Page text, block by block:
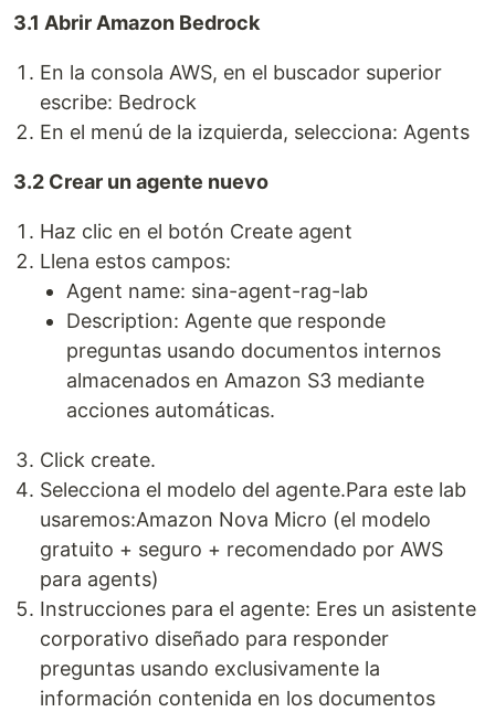
3.1 Abrir Amazon Bedrock
En la consola AWS, en el buscador superior
escribe: Bedrock
En el menú de la izquierda, selecciona: Agents
3.2 Crear un agente nuevo
Haz clic en el botón Create agent
Llena estos campos:
Agent name: sina-agent-rag-lab
Description: Agente que responde
preguntas usando documentos internos
almacenados en Amazon S3 mediante
acciones automáticas.
Click create.
Selecciona el modelo del agente.Para este lab
usaremos:Amazon Nova Micro (el modelo
gratuito + seguro + recomendado por AWS
para agents)
Instrucciones para el agente: Eres un asistente
corporativo diseñado para responder
preguntas usando exclusivamente la
información contenida en los documentos